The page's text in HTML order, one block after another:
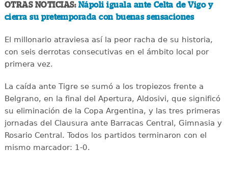
OTRAS NOTICIAS: Nápoli iguala ante Celta de Vigo y
cierra su pretemporada con buenas sensaciones
El millonario atraviesa así la peor racha de su historia,
con seis derrotas consecutivas en el ámbito local por
primera vez.
La caída ante Tigre se sumó a los tropiezos frente a
Belgrano, en la final del Apertura, Aldosivi, que significó
su eliminación de la Copa Argentina, y las tres primeras
jornadas del Clausura ante Barracas Central, Gimnasia y
Rosario Central. Todos los partidos terminaron con el
mismo marcador: 1-0.